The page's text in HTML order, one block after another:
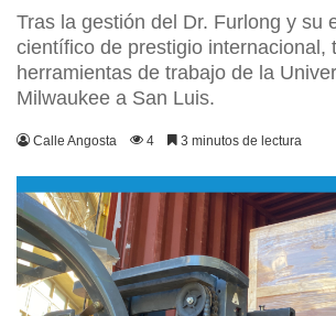
Tras la gestión del Dr. Furlong y su
científico de prestigio internacional,
herramientas de trabajo de la
Milwaukee a San Luis.
Calle Angosta 4 3 minutos de lectura